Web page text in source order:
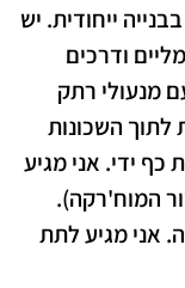
ייחודית. יש
ודרכים
מנעולי רתק
לתוך השכונות
כף ידי. אני מגיע
המוח'רקה).
אני מגיע לתת